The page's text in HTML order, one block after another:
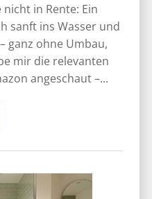
in Rente: Ein
sanft ins Wasser und
ganz ohne Umbau,
mir die relevanten
angeschaut –...